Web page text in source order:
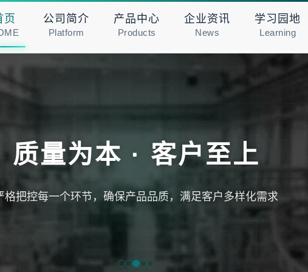
页 公司简介
Platform
产品中心
Products
企业资讯
News
学习园地
Learning
质量为本 · 客户至上
格把控每一个环节，确保产品品质，满足客户多样化需求